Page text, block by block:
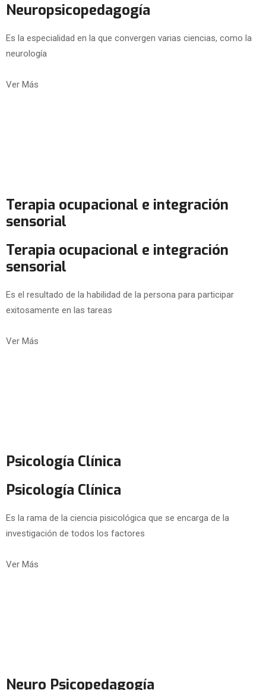
Neuropsicopedagogía
Es la especialidad en la que convergen varias ciencias, como la
neurología
Ver Más
Terapia ocupacional e integración
sensorial
Terapia ocupacional e integración
sensorial
Es el resultado de la habilidad de la persona para participar
exitosamente en las tareas
Ver Más
Psicología Clínica
Psicología Clínica
Es la rama de la ciencia pisicológica que se encarga de la
investigación de todos los factores
Ver Más
Neuro Psicopedagogía